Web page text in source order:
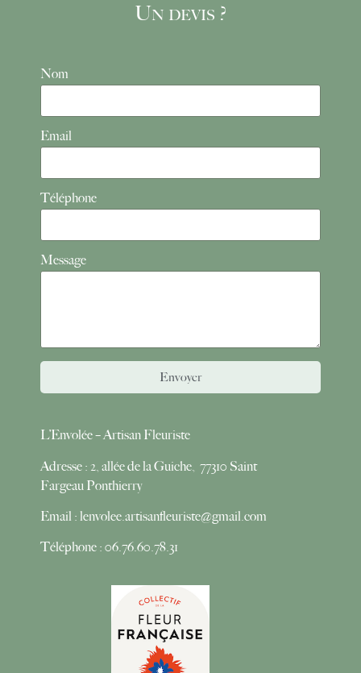
Un devis ?
Nom
Email
Téléphone
Message
Envoyer
L’Envolée – Artisan Fleuriste
Adresse : 2, allée de la Guiche, 77310 Saint
Fargeau Ponthierry
Email : lenvolee.artisanfleuriste@gmail.com
Téléphone : 06.76.60.78.31